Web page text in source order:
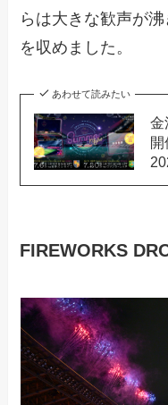
らは大きな歓声が
を収めました。
あわせて読みたい
金
開
FIREWORKS